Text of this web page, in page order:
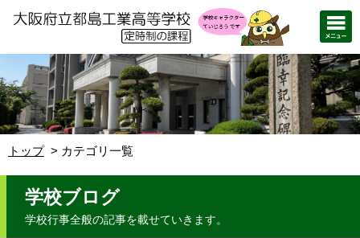
トップ カテゴリ一覧
学校ブログ
学校行事全般の記事を載せていきます。